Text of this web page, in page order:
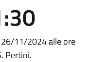
26/11/2024 alle ore
Pertini.